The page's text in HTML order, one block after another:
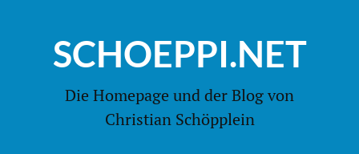
springenSCHOEPPI.NET
Die Homepage und der Blog von
Christian Schöpplein